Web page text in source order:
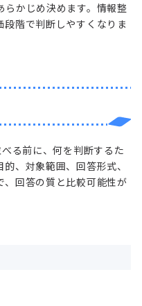
らかじめ決めます。情報整
階で判断しやすくなりま
る前に、何を判断するた
、対象範囲、回答形式、
回答の質と比較可能性が